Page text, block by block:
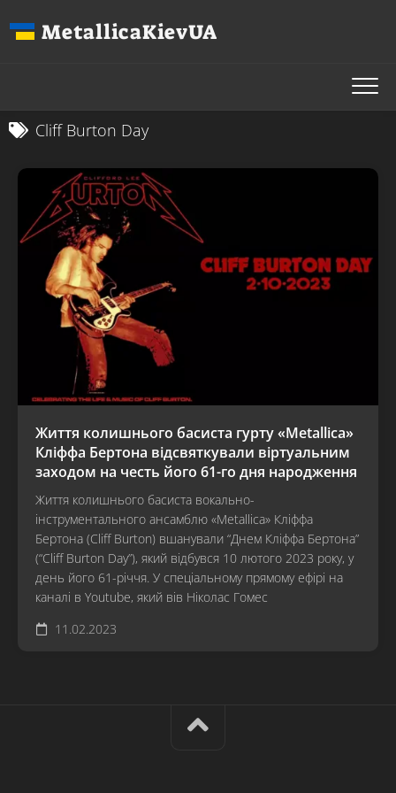
до
MetallicaKievUA
Cliff Burton Day
Життя колишнього басиста гурту «Metallica»
Кліффа Бертона відсвяткували віртуальним
заходом на честь його 61-го дня народження
Життя колишнього басиста вокально-
інструментального ансамблю «Metallica» Кліффа
Бертона (Cliff Burton) вшанували “Днем Кліффа Бертона”
(“Cliff Burton Day”), який відбувся 10 лютого 2023 року, у
день його 61-річчя. У спеціальному прямому ефірі на
каналі в Youtube, який вів Ніколас Гомес
11.02.2023